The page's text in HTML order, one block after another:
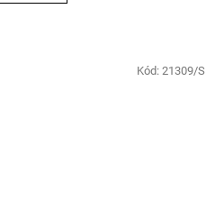
Kód: 21309/S